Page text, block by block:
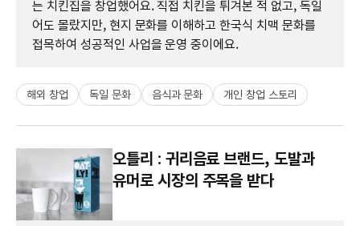
는 치킨집을 창업했어요. 직접 치킨을 튀겨본 적 없고, 독일
어도 몰랐지만, 현지 문화를 이해하고 한국식 치맥 문화를
접목하여 성공적인 사업을 운영 중이에요.
해외 창업 독일 문화 음식과 문화 개인 창업 스토리
오틀리 : 귀리음료 브랜드, 도발과
유머로 시장의 주목을 받다